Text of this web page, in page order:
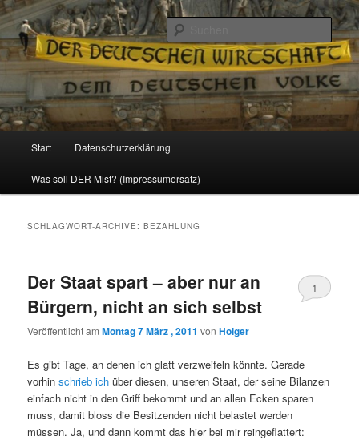
Reizzentrum
Politik, Wirtschaft, Soziales und Gesellschaft
Zum
Inhalt
Zum
sekundären
Start Datenschutzerklärung
Was soll DER Mist? (Impressumersatz)
SCHLAGWORT-ARCHIVE:BEZAHLUNG
Der Staat spart – aber nur an
Bürgern, nicht an sich selbst
Veröffentlicht amMontag 7 März , 2011 vonHolger
1
Es gibt Tage, an denen ich glatt verzweifeln könnte. Gerade
vorhinschrieb ich über diesen, unseren Staat, der seine Bilanzen
einfach nicht in den Griff bekommt und an allen Ecken sparen
muss, damit bloss die Besitzenden nicht belastet werden
müssen. Ja, und dann kommt das hier bei mir reingeflattert: